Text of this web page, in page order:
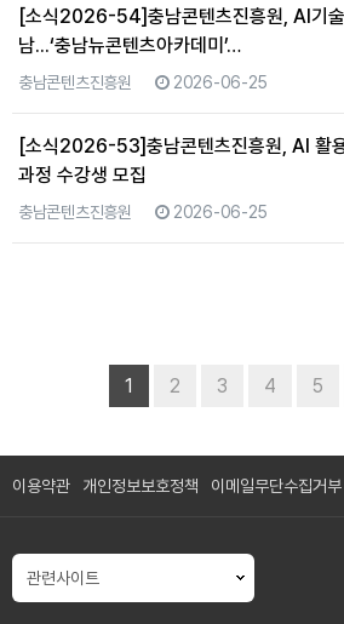
[소식2026-54]충남콘텐츠진흥원, AI기
남...‘충남뉴콘텐츠아카데미’…
충남콘텐츠진흥원 2026-06-25
[소식2026-53]충남콘텐츠진흥원, AI 활
과정 수강생 모집
충남콘텐츠진흥원 2026-06-25
1 2 3 4 5
이용약관 개인정보보호정책 이메일무단수집거부